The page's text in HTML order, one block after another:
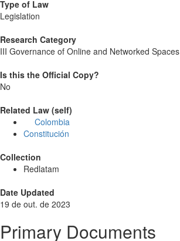
Type of Law
Legislation
Research Category
III Governance of Online and Networked Spaces
Is this the Official Copy?
No
Related Law (self)
Colombia
Constitución
Collection
Redlatam
Date Updated
19 de out. de 2023
Primary Documents